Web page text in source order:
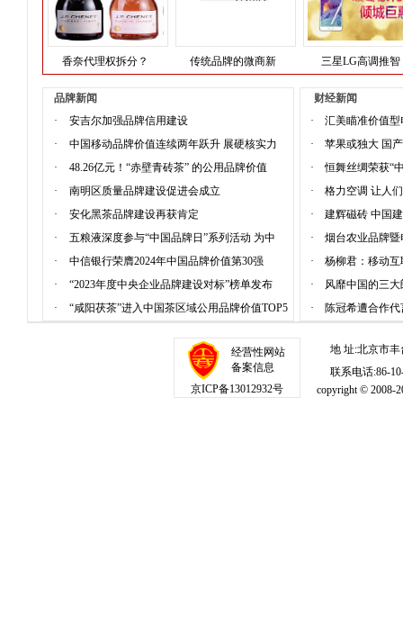
香奈代理权拆分？ 传统品牌的微商新 三星LG高调推智
品牌新闻
·
安吉尔加强品牌信用建设
·
中国移动品牌价值连续两年跃升 展硬核实力
·
48.26亿元！“赤壁青砖茶” 的公用品牌价值
·
南明区质量品牌建设促进会成立
·
安化黑茶品牌建设再获肯定
·
五粮液深度参与“中国品牌日”系列活动 为中
·
中信银行荣膺2024年中国品牌价值第30强
·
“2023年度中央企业品牌建设对标”榜单发布
·
“咸阳茯茶”进入中国茶区域公用品牌价值TOP5
财经新闻
·
汇美瞄准价值
·
苹果或独大 国
·
恒舞丝绸荣获“
·
格力空调 让人
·
建辉磁砖 中国
·
烟台农业品牌
·
杨柳君：移动
·
风靡中国的三
·
陈冠希遭合作
经营性网站
备案信息
京ICP备13012932号
地 址:北京市
联系电话:86-
copyright © 2008-